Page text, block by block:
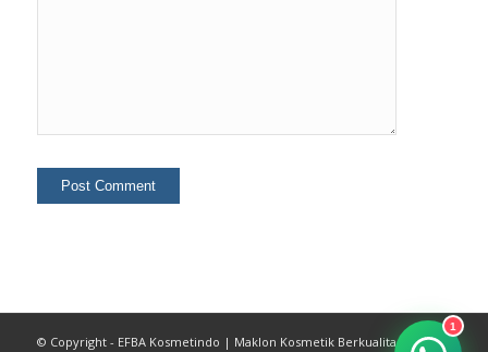
© Copyright - EFBA Kosmetindo | Maklon Kosmetik Berkualitas
1